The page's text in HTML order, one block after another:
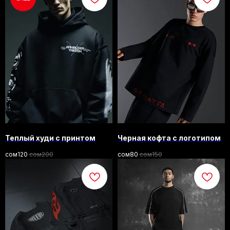
Теплый худи с принтом
сом120 сом200
Черная кофта с логотипом
сом80 сом150